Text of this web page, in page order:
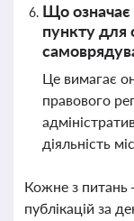
Що означає
пункту для
Це вимагає
правового
діяльність
Кожне з питань
публікацій за